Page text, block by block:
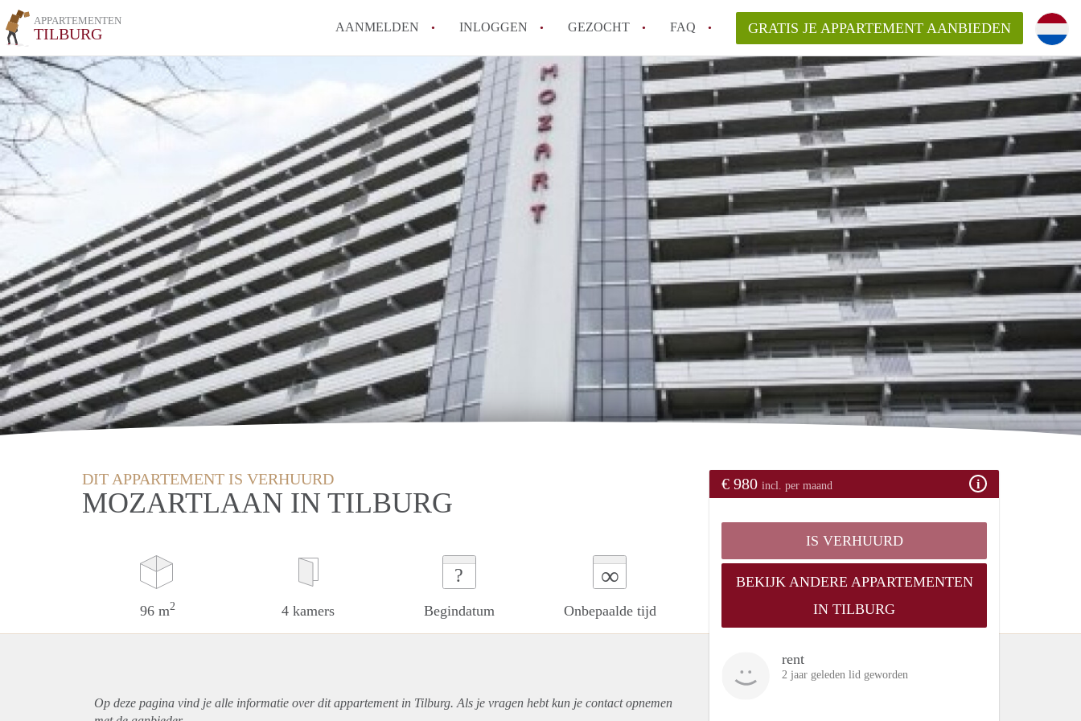
APPARTEMENTEN
TILBURG AANMELDEN INLOGGEN GEZOCHT FAQ
How to translate AppartementenTilburg!
Wat is AppartementenTilburg?
Hoeveel kost het om te reageren op een Appartement in Tilburg?
Wat is de privacyverklaring van AppartementenTilburg?
Berekent AppartementenTilburg
makelaarsvergoeding/bemiddelingsvergoeding?
Alle veelgestelde vragen
GRATIS JE APPARTEMENT AANBIEDEN
DIT APPARTEMENT IS VERHUURD
MOZARTLAAN IN TILBURG
96 m2 4 kamers
?
Begindatum
∞
Onbepaalde tijd
€ 980 incl. per maand
IS VERHUURD
BEKIJK ANDERE APPARTEMENTEN
IN TILBURG
rent
2 jaar geleden lid geworden
Op deze pagina vind je alle informatie over ditappartementin Tilburg. Als je vragen hebt kun je contact opnemen